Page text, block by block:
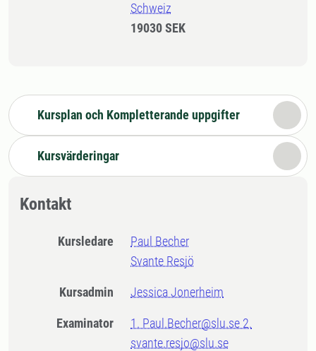
Schweiz
19030 SEK
Kursplan och Kompletterande uppgifter
Kursvärderingar
Kontakt
Kursledare
Paul Becher
Svante Resjö
Kursadmin Jessica Jonerheim
Examinator
1. Paul.Becher@slu.se 2.
svante.resjo@slu.se